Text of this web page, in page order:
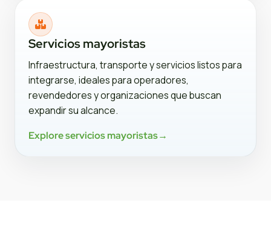
Servicios mayoristas
Infraestructura, transporte y servicios listos para
integrarse, ideales para operadores,
revendedores y organizaciones que buscan
expandir su alcance.
Explore servicios mayoristas→